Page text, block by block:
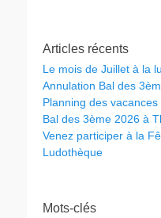
Articles récents
Le mois de Juillet à la
Annulation Bal des
Planning des vacances
Bal des 3ème 2026 à
Venez participer à la
Ludothèque
Mots-clés